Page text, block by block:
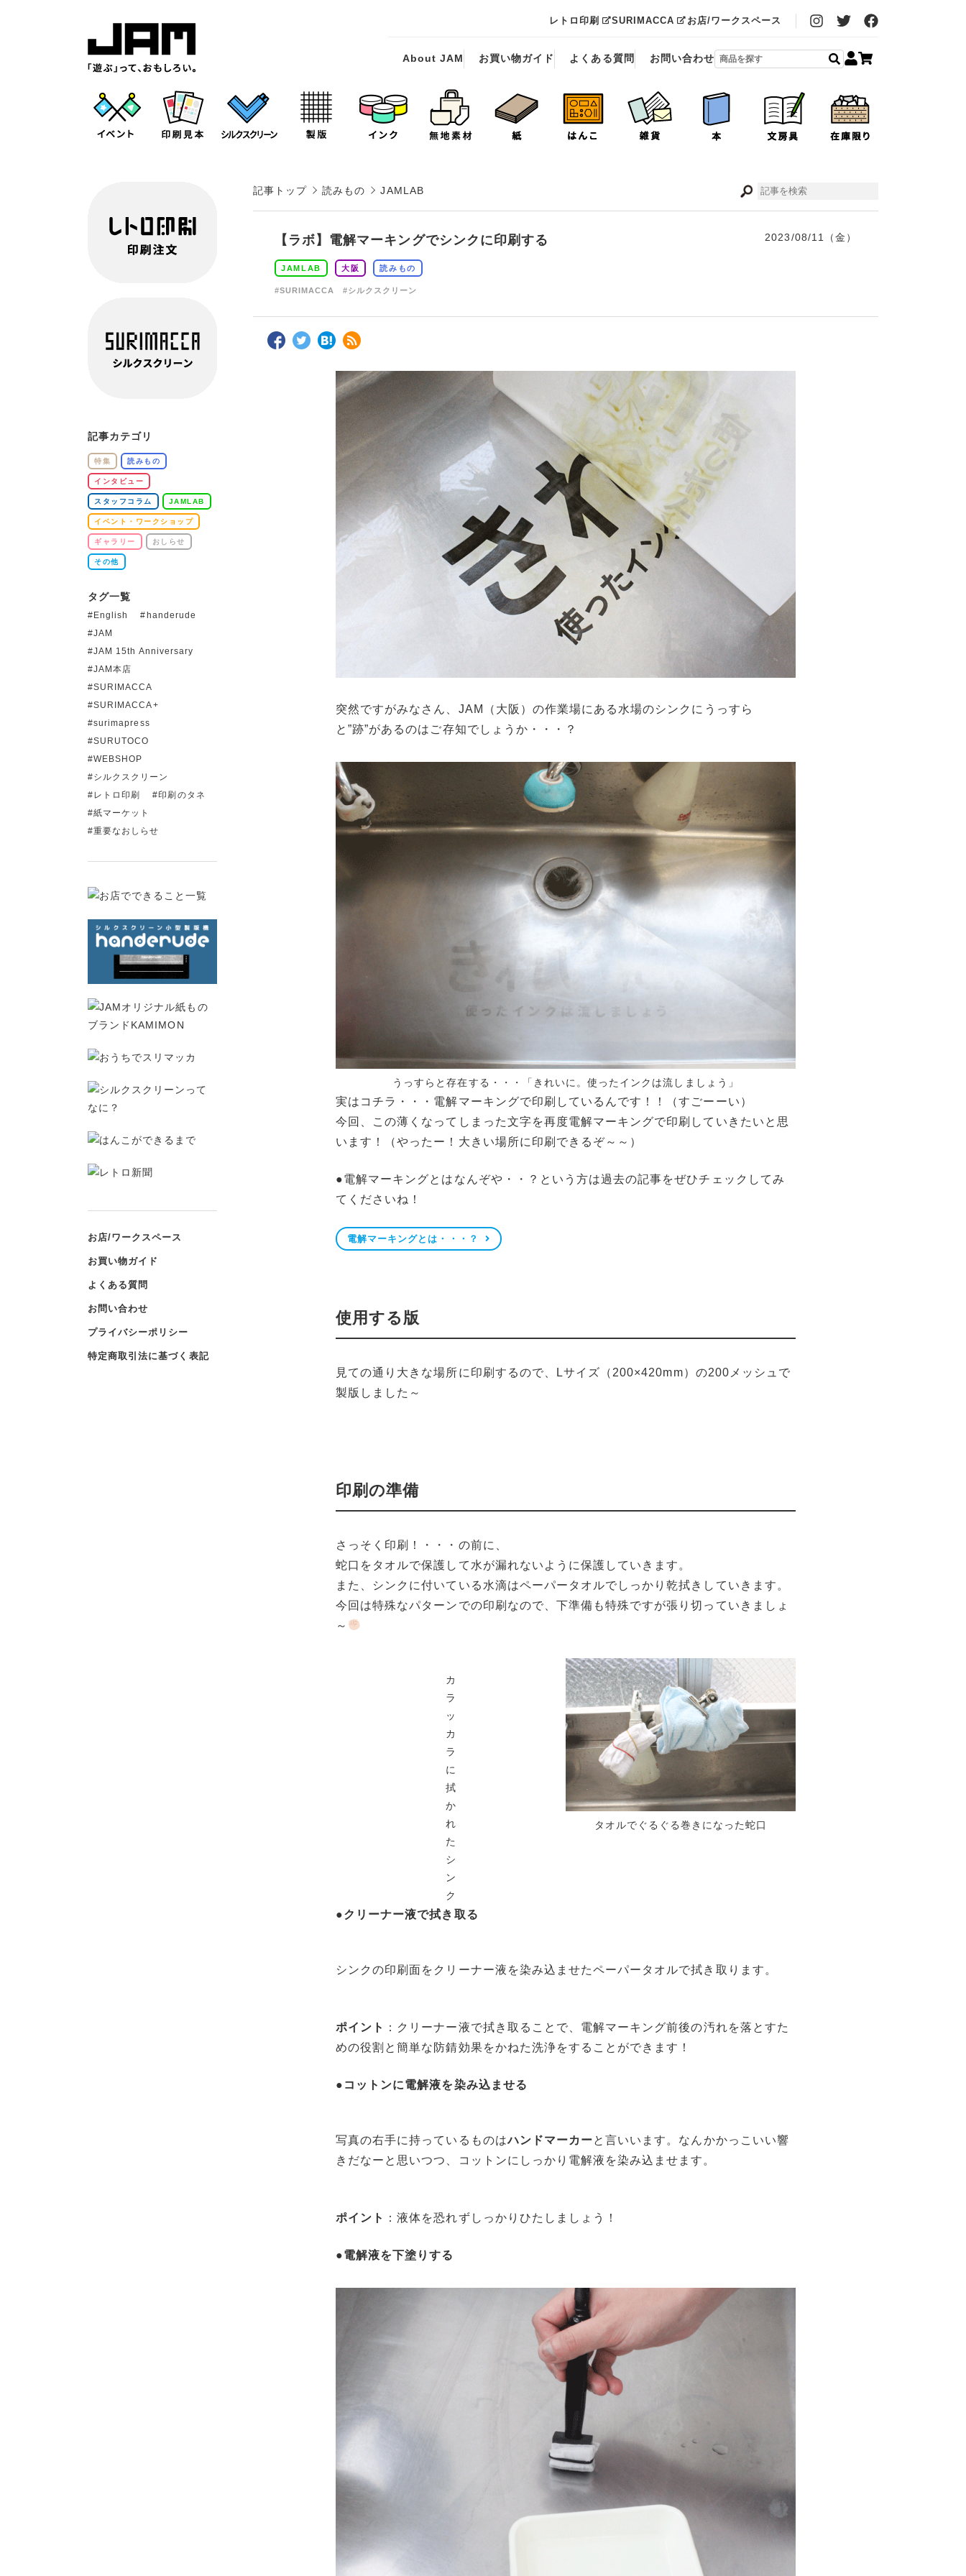
レトロ印刷 SURIMACCA お店/ワークスペース
About JAM お買い物ガイド よくある質問 お問い合わせ
記事トップ 読みもの JAMLAB
【ラボ】電解マーキングでシンクに印刷する 2023/08/11（金）
JAMLAB 大阪 読みもの
#SURIMACCA #シルクスクリーン
突然ですがみなさん、JAM（大阪）の作業場にある水場のシンクにうっすら
と”跡”があるのはご存知でしょうか・・・？
うっすらと存在する・・・「きれいに。使ったインクは流しましょう」
実はコチラ・・・電解マーキングで印刷しているんです！！（すごーーい）
今回、この薄くなってしまった文字を再度電解マーキングで印刷していきたいと思
います！（やったー！大きい場所に印刷できるぞ～～）
●電解マーキングとはなんぞや・・？という方は過去の記事をぜひチェックしてみ
てくださいね！
電解マーキングとは・・・？
使用する版
見ての通り大きな場所に印刷するので、Lサイズ（200×420mm）の200メッシュで
製版しました～
印刷の準備
さっそく印刷！・・・の前に、
蛇口をタオルで保護して水が漏れないように保護していきます。
また、シンクに付いている水滴はペーパータオルでしっかり乾拭きしていきます。
今回は特殊なパターンでの印刷なので、下準備も特殊ですが張り切っていきましょ
～
カ
ラ
ッ
カ
ラ
に
拭
か
れ
た
シ
ン
ク
タオルでぐるぐる巻きになった蛇口
●クリーナー液で拭き取る
シンクの印刷面をクリーナー液を染み込ませたペーパータオルで拭き取ります。
ポイント
：クリーナー液で拭き取ることで、電解マーキング前後の汚れを落とすた
めの役割と簡単な防錆効果をかねた洗浄をすることができます！
●コットンに電解液を染み込ませる
写真の右手に持っているものはハンドマーカーと言いいます。なんかかっこいい響
きだなーと思いつつ、コットンにしっかり電解液を染み込ませます。
ポイント ：液体を恐れずしっかりひたしましょう！
●電解液を下塗りする
記事カテゴリ
特集 読みもの
インタビュー
スタッフコラム JAMLAB
イベント・ワークショップ
ギャラリー おしらせ
その他
タグ一覧
English
handerude
JAM
JAM 15th Anniversary
JAM本店
SURIMACCA
SURIMACCA+
surimapress
SURUTOCO
WEBSHOP
シルクスクリーン
レトロ印刷
印刷のタネ
紙マーケット
重要なおしらせ
お店/ワークスペース
お買い物ガイド
よくある質問
お問い合わせ
プライバシーポリシー
特定商取引法に基づく表記